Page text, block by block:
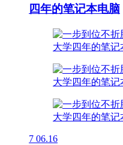
四年的笔记本电脑
7 06.16